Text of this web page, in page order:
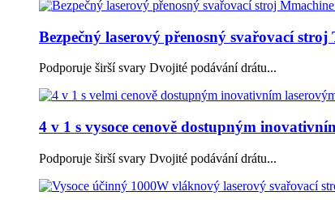
Bezpečný laserový přenosný svařovací stroj
Podporuje širší svary Dvojité podávání drátu...
4 v 1 s vysoce cenově dostupným
Podporuje širší svary Dvojité podávání drátu...